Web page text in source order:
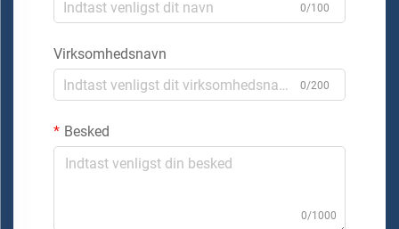
0/100
Virksomhedsnavn
0/200
Besked
0/1000